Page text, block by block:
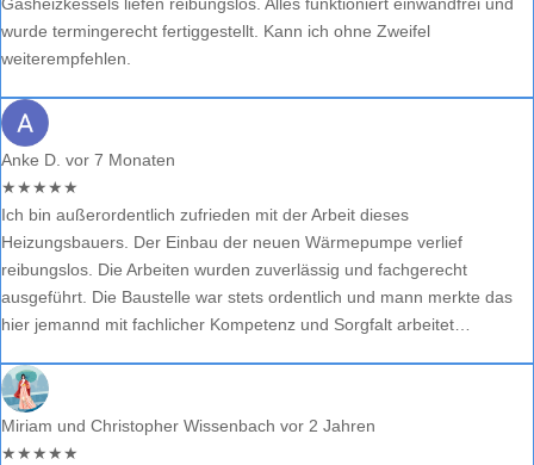
wurde termingerecht fertiggestellt. Kann ich ohne Zweifel
weiterempfehlen.
Anke D. vor 7 Monaten
★★★★★
Ich bin außerordentlich zufrieden mit der Arbeit dieses
Heizungsbauers. Der Einbau der neuen Wärmepumpe verlief
reibungslos. Die Arbeiten wurden zuverlässig und fachgerecht
ausgeführt. Die Baustelle war stets ordentlich und mann merkte das
hier jemannd mit fachlicher Kompetenz und Sorgfalt arbeitet…
Miriam und Christopher Wissenbach vor 2 Jahren
★★★★★